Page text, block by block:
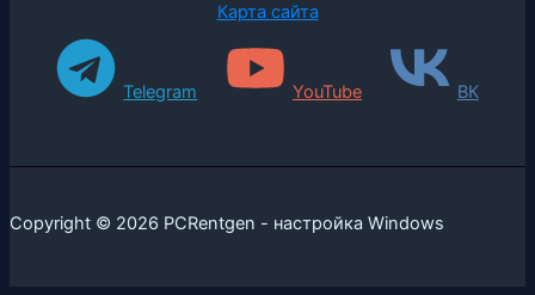
Карта сайта
Telegram YouTube ВК
Copyright © 2026 PCRentgen - настройка Windows